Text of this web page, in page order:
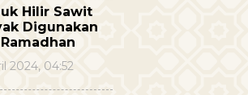
Hilir Sawit
Digunakan
2024, 04:52